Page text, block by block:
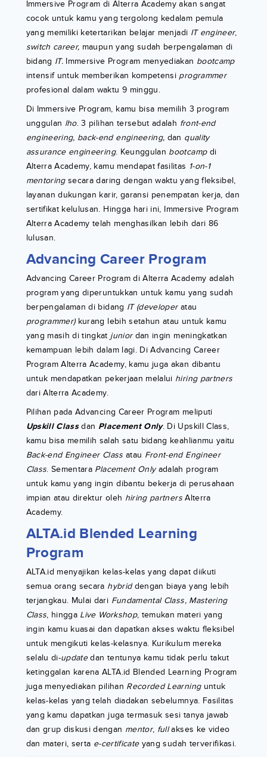
Immersive Program di Alterra Academy akan sangat
cocok untuk kamu yang tergolong kedalam pemula
yang memiliki ketertarikan belajar menjadi IT engineer,
switch career, maupun yang sudah berpengalaman di
bidang IT. Immersive Program menyediakan bootcamp
intensif untuk memberikan kompetensi programmer
profesional dalam waktu 9 minggu.
Di Immersive Program, kamu bisa memilih 3 program
unggulan lho. 3 pilihan tersebut adalah front-end
engineering, back-end engineering, dan quality
assurance engineering. Keunggulan bootcampdi
Alterra Academy, kamu mendapat fasilitas 1-on-1
mentoringsecara daring dengan waktu yang fleksibel,
layanan dukungan karir, garansi penempatan kerja, dan
sertifikat kelulusan. Hingga hari ini, Immersive Program
Alterra Academy telah menghasilkan lebih dari 86
lulusan.
Advancing Career Program
Advancing Career Program di Alterra Academy adalah
program yang diperuntukkan untuk kamu yang sudah
berpengalaman di bidang IT (developeratau
programmer)kurang lebih setahun atau untuk kamu
yang masih di tingkat juniordan ingin meningkatkan
kemampuan lebih dalam lagi. Di Advancing Career
Program Alterra Academy, kamu juga akan dibantu
untuk mendapatkan pekerjaan melalui hiring partners
dari Alterra Academy.
Pilihan pada Advancing Career Program meliputi
Upskill Classdan Placement Only. Di Upskill Class,
kamu bisa memilih salah satu bidang keahlianmu yaitu
Back-end Engineer Class atau Front-end Engineer
Class. Sementara Placement Onlyadalah program
untuk kamu yang ingin dibantu bekerja di perusahaan
impian atau direktur oleh hiring partnersAlterra
Academy.
ALTA.id Blended Learning
Program
ALTA.id menyajikan kelas-kelas yang dapat diikuti
semua orang secara hybriddengan biaya yang lebih
terjangkau. Mulai dari Fundamental Class, Mastering
Class, hingga Live Workshop, temukan materi yang
ingin kamu kuasai dan dapatkan akses waktu fleksibel
untuk mengikuti kelas-kelasnya. Kurikulum mereka
selalu di-updatedan tentunya kamu tidak perlu takut
ketinggalan karena ALTA.id Blended Learning Program
juga menyediakan pilihan Recorded Learninguntuk
kelas-kelas yang telah diadakan sebelumnya. Fasilitas
yang kamu dapatkan juga termasuk sesi tanya jawab
dan grup diskusi dengan mentor, fullakses ke video
dan materi, serta e-certificateyang sudah terverifikasi.